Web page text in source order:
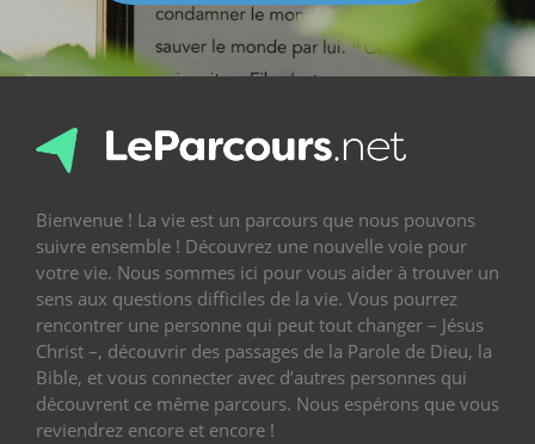
Bienvenue ! La vie est un parcours que nous pouvons
suivre ensemble ! Découvrez une nouvelle voie pour
votre vie. Nous sommes ici pour vous aider à trouver un
sens aux questions difficiles de la vie. Vous pourrez
rencontrer une personne qui peut tout changer – Jésus
Christ –, découvrir des passages de la Parole de Dieu, la
Bible, et vous connecter avec d’autres personnes qui
découvrent ce même parcours. Nous espérons que vous
reviendrez encore et encore !